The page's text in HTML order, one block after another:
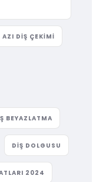
AZI DIŞ ÇEKIMI
BEYAZLATMA
DIŞ DOLGUSU
2024